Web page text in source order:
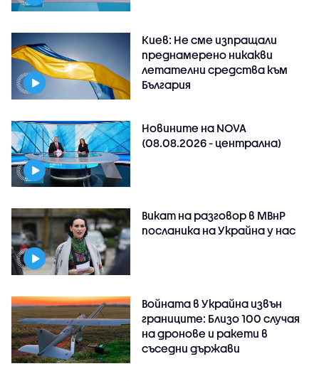
Киев: Не сме изпращали
преднамерено никакви
летателни средства към
България
Новините на NOVA
(08.08.2026 - централна)
Викат на разговор в МВнР
посланика на Украйна у нас
Войната в Украйна извън
границите: Близо 100 случая
на дронове и ракети в
съседни държави